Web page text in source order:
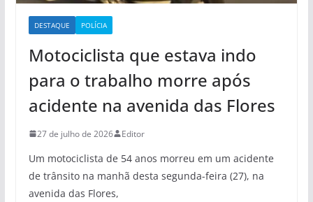
DESTAQUE POLÍCIA
Motociclista que estava indo
para o trabalho morre após
acidente na avenida das Flores
27 de julho de 2026 Editor
Um motociclista de 54 anos morreu em um acidente
de trânsito na manhã desta segunda-feira (27), na
avenida das Flores,